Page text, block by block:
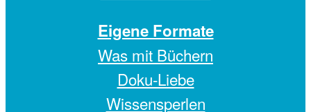
Eigene Formate
Was mit Büchern
Doku-Liebe
Wissensperlen